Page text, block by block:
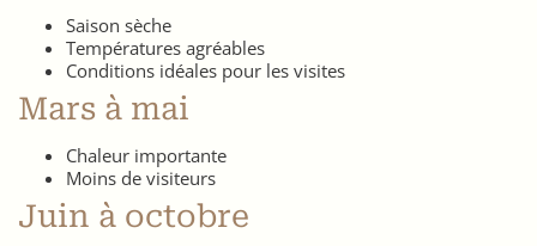
Saison sèche
Températures agréables
Conditions idéales pour les visites
Mars à mai
Chaleur importante
Moins de visiteurs
Juin à octobre